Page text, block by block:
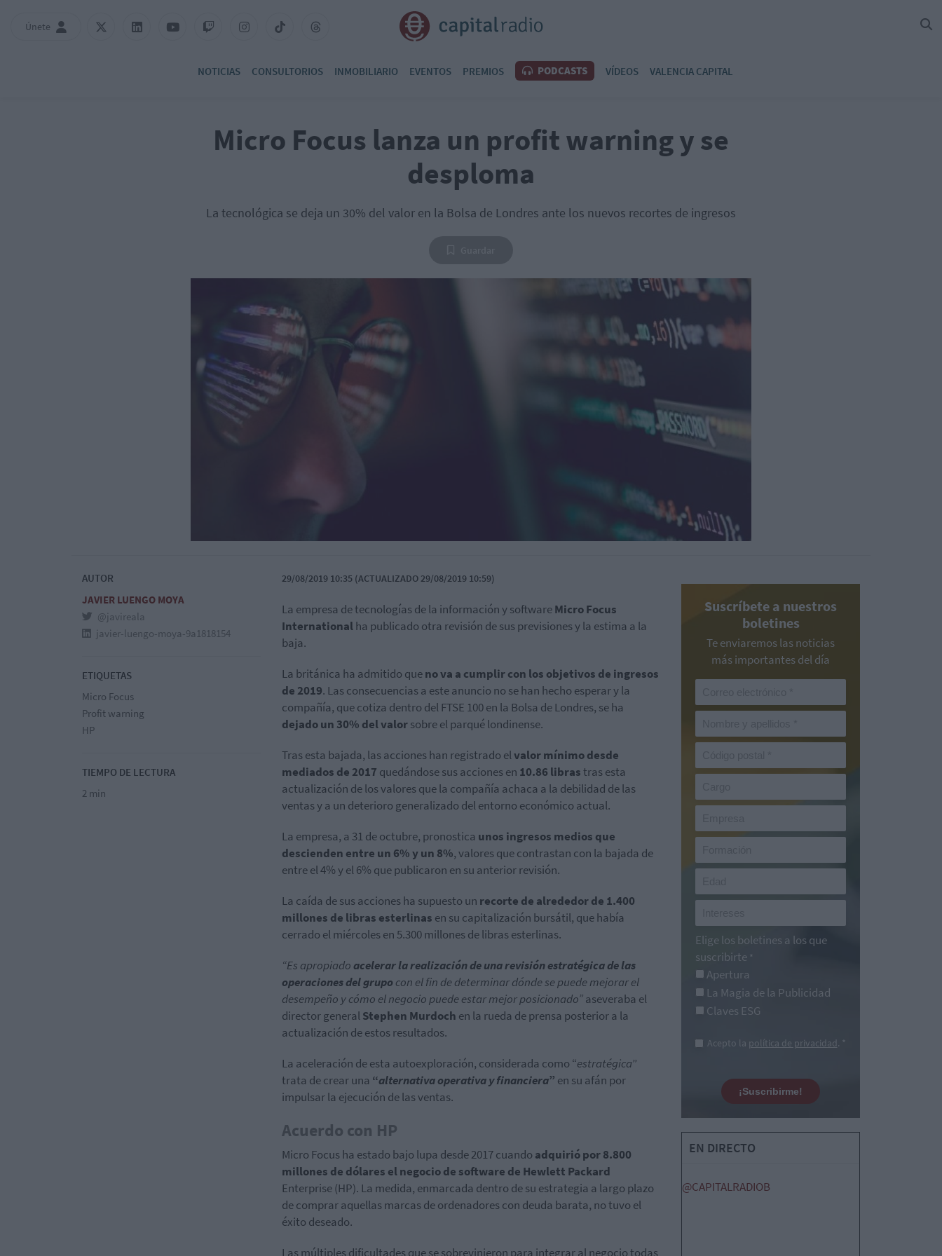
Únete
NOTICIAS CONSULTORIOS INMOBILIARIO EVENTOS PREMIOS PODCASTS VÍDEOS VALENCIA CAPITAL
Micro Focus lanza un profit warning y se
desploma
La tecnológica se deja un 30% del valor en la Bolsa de Londres ante los nuevos recortes de ingresos
AUTOR
JAVIER LUENGO MOYA
@javireala
javier-luengo-moya-9a1818154
ETIQUETAS
Micro Focus
Profit warning
HP
TIEMPO DE LECTURA
2 min
29/08/2019 10:35 (ACTUALIZADO 29/08/2019 10:59)
La empresa de tecnologías de la información y softwareMicro Focus
Internationalha publicado otra revisión de sus previsiones y la estima a la
baja.
La británica ha admitido queno va a cumplir con los objetivos de ingresos
de 2019. Las consecuencias a este anuncio no se han hecho esperar y la
compañía, que cotiza dentro del FTSE 100 en la Bolsa de Londres, se ha
dejado un 30% del valorsobre el parqué londinense.
Tras esta bajada, las acciones han registrado elvalor mínimo desde
mediados de 2017 quedándose sus acciones en 10.86 librastras esta
actualización de los valores que la compañía achaca a la debilidad de las
ventas y a un deterioro generalizado del entorno económico actual.
La empresa, a 31 de octubre, pronostica unos ingresos medios que
descienden entre un 6% y un 8%, valores que contrastan con la bajada de
entre el 4% y el 6% que publicaron en su anterior revisión.
La caída de sus acciones ha supuesto un recorte de alrededor de 1.400
millones de libras esterlinas en su capitalización bursátil, que había
cerrado el miércoles en 5.300 millones de libras esterlinas.
“Es apropiado acelerar la realización de una revisión estratégica de las
operaciones del grupo con el fin de determinar dónde se puede mejorar el
desempeño y cómo el negocio puede estar mejor posicionado”aseveraba el
director generalStephen Murdoch en la rueda de prensa posterior a la
actualización de estos resultados.
La aceleración de esta autoexploración, considerada como “estratégica”
trata de crear una “alternativa operativa y financiera” en su afán por
impulsar la ejecución de las ventas.
Acuerdo con HP
Micro Focus ha estado bajo lupa desde 2017 cuando adquirió por 8.800
millones de dólares el negocio de software de Hewlett Packard
Enterprise (HP). La medida, enmarcada dentro de su estrategia a largo plazo
de comprar aquellas marcas de ordenadores con deuda barata, no tuvo el
éxito deseado.
Las múltiples dificultades que se sobrevinieron para integrar al negocio todas
Suscríbete a nuestros
boletines
Te enviaremos las noticias
más importantes del día
Elige los boletines a los que
suscribirte *
Apertura
La Magia de la Publicidad
Claves ESG
Acepto la política de privacidad. *
¡Suscribirme!
EN DIRECTO
@CAPITALRADIOB